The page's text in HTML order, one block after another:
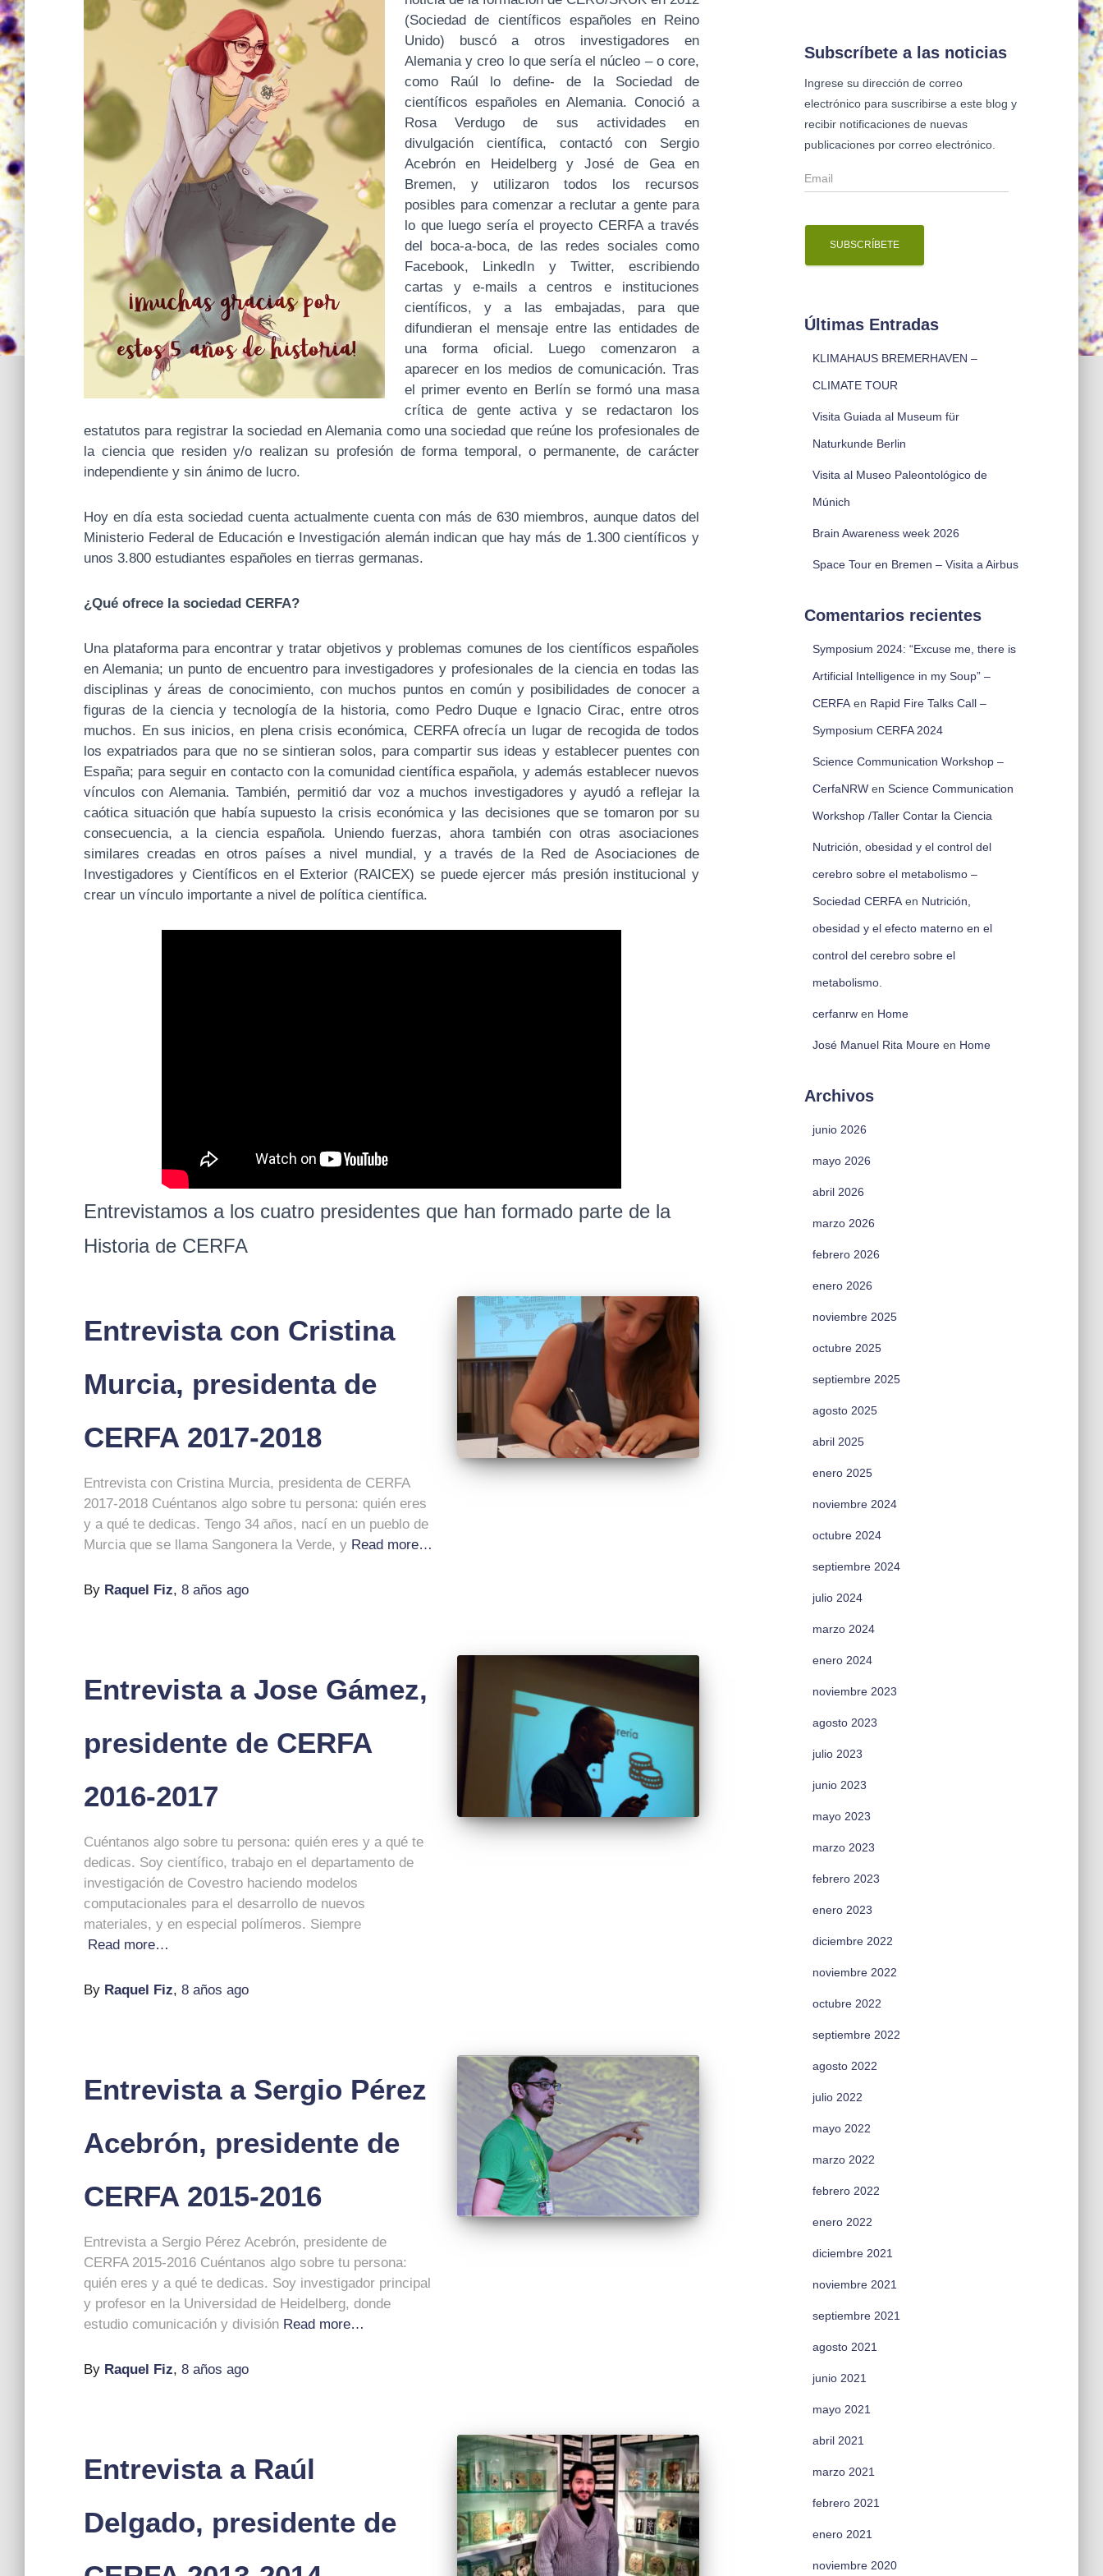
(Sociedad de científicos españoles en Reino
Unido) buscó a otros investigadores en
Alemania y creo lo que sería el núcleo – o core,
como Raúl lo define- de la Sociedad de
científicos españoles en Alemania. Conoció a
Rosa Verdugo de sus actividades en
divulgación científica, contactó con Sergio
Acebrón en Heidelberg y José de Gea en
Bremen, y utilizaron todos los recursos
posibles para comenzar a reclutar a gente para
lo que luego sería el proyecto CERFA a través
del boca-a-boca, de las redes sociales como
Facebook, LinkedIn y Twitter, escribiendo
cartas y e-mails a centros e instituciones
científicos, y a las embajadas, para que
difundieran el mensaje entre las entidades de
una forma oficial. Luego comenzaron a
aparecer en los medios de comunicación. Tras
el primer evento en Berlín se formó una masa
crítica de gente activa y se redactaron los
estatutos para registrar la sociedad en Alemania como una sociedad que reúne los profesionales de
la ciencia que residen y/o realizan su profesión de forma temporal, o permanente, de carácter
independiente y sin ánimo de lucro.
Hoy en día esta sociedad cuenta actualmente cuenta con más de 630 miembros, aunque datos del
Ministerio Federal de Educación e Investigación alemán indican que hay más de 1.300 científicos y
unos 3.800 estudiantes españoles en tierras germanas.
¿Qué ofrece la sociedad CERFA?
Una plataforma para encontrar y tratar objetivos y problemas comunes de los científicos españoles
en Alemania; un punto de encuentro para investigadores y profesionales de la ciencia en todas las
disciplinas y áreas de conocimiento, con muchos puntos en común y posibilidades de conocer a
figuras de la ciencia y tecnología de la historia, como Pedro Duque e Ignacio Cirac, entre otros
muchos. En sus inicios, en plena crisis económica, CERFA ofrecía un lugar de recogida de todos
los expatriados para que no se sintieran solos, para compartir sus ideas y establecer puentes con
España; para seguir en contacto con la comunidad científica española, y además establecer nuevos
vínculos con Alemania. También, permitió dar voz a muchos investigadores y ayudó a reflejar la
caótica situación que había supuesto la crisis económica y las decisiones que se tomaron por su
consecuencia, a la ciencia española. Uniendo fuerzas, ahora también con otras asociaciones
similares creadas en otros países a nivel mundial, y a través de la Red de Asociaciones de
Investigadores y Científicos en el Exterior (RAICEX) se puede ejercer más presión institucional y
crear un vínculo importante a nivel de política científica.
Entrevistamos a los cuatro presidentes que han formado parte de la
Historia de CERFA
Entrevista con Cristina
Murcia, presidenta de
CERFA 2017-2018
Entrevista con Cristina Murcia, presidenta de CERFA
2017-2018 Cuéntanos algo sobre tu persona: quién eres
y a qué te dedicas. Tengo 34 años, nací en un pueblo de
Murcia que se llama Sangonera la Verde, y Read more…
By Raquel Fiz, 8 años ago
Entrevista a Jose Gámez,
presidente de CERFA
2016-2017
Cuéntanos algo sobre tu persona: quién eres y a qué te
dedicas. Soy científico, trabajo en el departamento de
investigación de Covestro haciendo modelos
computacionales para el desarrollo de nuevos
materiales, y en especial polímeros. Siempre
Read more…
By Raquel Fiz, 8 años ago
Entrevista a Sergio Pérez
Acebrón, presidente de
CERFA 2015-2016
Entrevista a Sergio Pérez Acebrón, presidente de
CERFA 2015-2016 Cuéntanos algo sobre tu persona:
quién eres y a qué te dedicas. Soy investigador principal
y profesor en la Universidad de Heidelberg, donde
estudio comunicación y división Read more…
By Raquel Fiz, 8 años ago
Entrevista a Raúl
Delgado, presidente de
a
:
Subscríbete a las noticias
Ingrese su dirección de correo
electrónico para suscribirse a este blog y
recibir notificaciones de nuevas
publicaciones por correo electrónico.
E
m
Últimas Entradas
KLIMAHAUS BREMERHAVEN –
CLIMATE TOUR
Visita Guiada al Museum für
Naturkunde Berlin
Visita al Museo Paleontológico de
Múnich
Brain Awareness week 2026
Space Tour en Bremen – Visita a Airbus
Comentarios recientes
Symposium 2024: “Excuse me, there is
Artificial Intelligence in my Soup” –
CERFAen Rapid Fire Talks Call –
Symposium CERFA 2024
Science Communication Workshop –
CerfaNRWen Science Communication
Workshop /Taller Contar la Ciencia
Nutrición, obesidad y el control del
cerebro sobre el metabolismo –
Sociedad CERFAen Nutrición,
obesidad y el efecto materno en el
control del cerebro sobre el
metabolismo.
cerfanrwen Home
José Manuel Rita Moureen Home
Archivos
junio 2026
mayo 2026
abril 2026
marzo 2026
febrero 2026
enero 2026
noviembre 2025
octubre 2025
septiembre 2025
agosto 2025
abril 2025
enero 2025
noviembre 2024
octubre 2024
septiembre 2024
julio 2024
marzo 2024
enero 2024
noviembre 2023
agosto 2023
julio 2023
junio 2023
mayo 2023
marzo 2023
febrero 2023
enero 2023
diciembre 2022
noviembre 2022
octubre 2022
septiembre 2022
agosto 2022
julio 2022
mayo 2022
marzo 2022
febrero 2022
enero 2022
diciembre 2021
noviembre 2021
septiembre 2021
agosto 2021
junio 2021
mayo 2021
abril 2021
marzo 2021
febrero 2021
enero 2021
noviembre 2020